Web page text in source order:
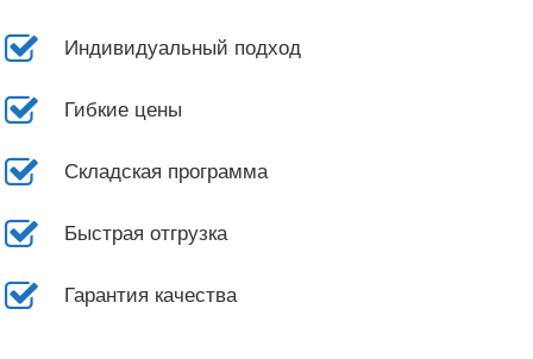
Индивидуальный подход
Гибкие цены
Складская программа
Быстрая отгрузка
Гарантия качества